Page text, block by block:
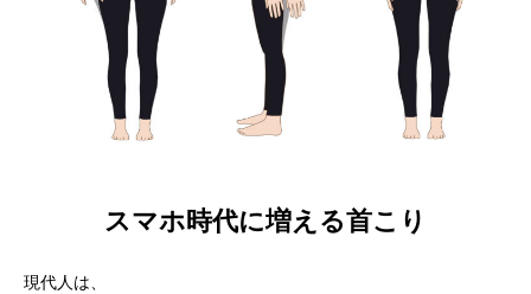
スマホ時代に増える首こり
現代人は、